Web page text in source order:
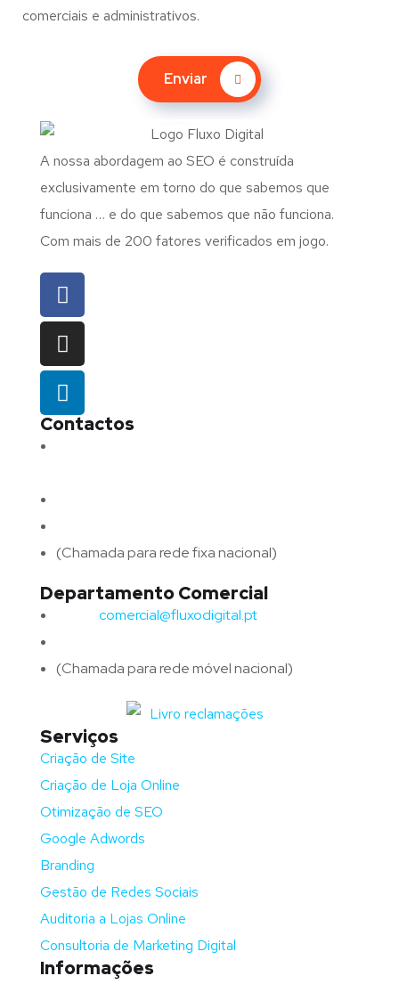
comerciais e administrativos.
Enviar
A nossa abordagem ao SEO é construída
exclusivamente em torno do que sabemos que
funciona … e do que sabemos que não funciona.
Com mais de 200 fatores verificados em jogo.
Contactos
(Chamada para rede fixa nacional)
Departamento Comercial
comercial@fluxodigital.pt
(Chamada para rede móvel nacional)
Serviços
Criação de Site
Criação de Loja Online
Otimização de SEO
Google Adwords
Branding
Gestão de Redes Sociais
Auditoria a Lojas Online
Consultoria de Marketing Digital
Informações